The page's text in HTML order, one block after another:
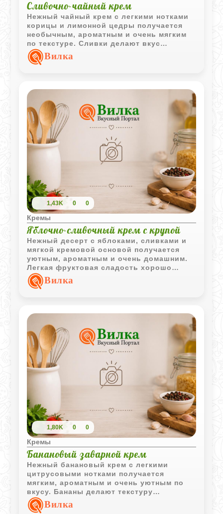
Сливочно-чайный крем
Нежный чайный крем с легкими нотками
корицы и лимонной цедры получается
необычным, ароматным и очень мягким
по текстуре. Сливки делают вкус
деликатным, а чай придает десерту
выразительный характер.
Вилка
1,43K 0 0
Кремы
Яблочно-сливочный крем с крупой
Нежный десерт с яблоками, сливками и
мягкой кремовой основой получается
уютным, ароматным и очень домашним.
Легкая фруктовая сладость хорошо
сочетается с воздушной текстурой и
ванильными нотками.
Вилка
1,80K 0 0
Кремы
Банановый заварной крем
Нежный банановый крем с легкими
цитрусовыми нотками получается
мягким, ароматным и очень уютным по
вкусу. Бананы делают текстуру
кремовой, а изюм добавляет приятную
сладость и насыщенность.
Вилка